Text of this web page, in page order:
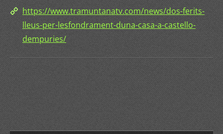
https://www.tramuntanatv.com/news/dos-ferits-
lleus-per-lesfondrament-duna-casa-a-castello-
dempuries/